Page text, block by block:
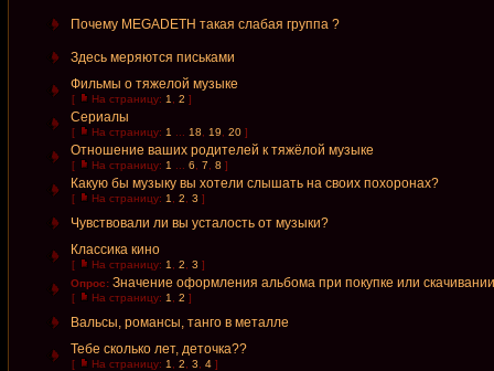
Почему MEGADETH такая слабая группа ?
Здесь меряются письками
Фильмы о тяжелой музыке
[ На страницу: 1 2 ]
Сериалы
[ На страницу: 1 18 19 20 ]
Отношение ваших родителей к тяжёлой музыке
[ На страницу: 1 6 7 8 ]
Какую бы музыку вы хотели слышать на своих похоронах?
[ На страницу: 1 2 3 ]
Чувствовали ли вы усталость от музыки?
Классика кино
[ На страницу: 1 2 3 ]
Опрос: Значение оформления альбома при покупке или скачивании
[ На страницу: 1 2 ]
Вальсы, романсы, танго в металле
Тебе сколько лет, деточка??
[ На страницу: 1 2 3 4 ]